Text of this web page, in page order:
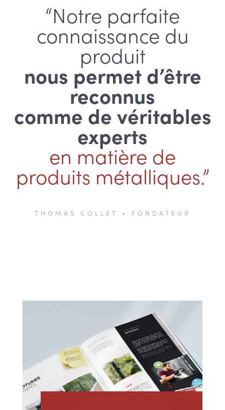
“Notre parfaite
connaissance du
produit
nous permet d’être
reconnus
comme de véritables
experts
en matière de
produits métalliques.”
THOMAS COLLET • FONDATEUR